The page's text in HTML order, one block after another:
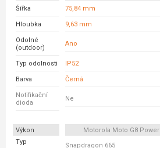
Šířka 75,84 mm
Hloubka 9,63 mm
Odolné
(outdoor)
Ano
Typ odolnosti IP52
Barva Černá
Notifikační
dioda
Ne
Výkon Motorola Moto G8 Power
Typ
Snapdragon 665